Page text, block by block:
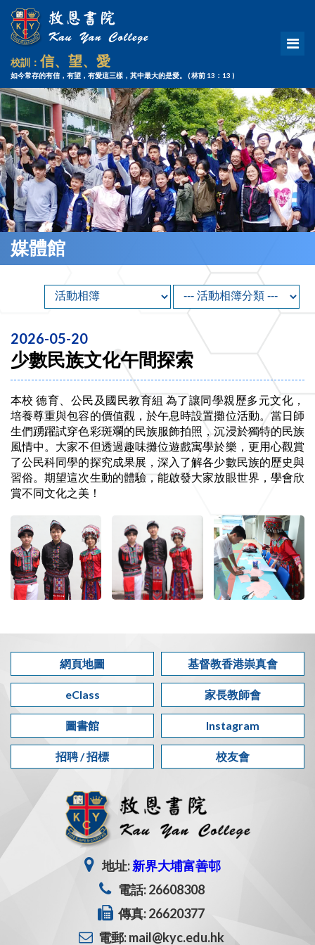
校訓：信、望、愛
如今常存的有信，有望，有愛這三樣，其中最大的是愛。 ( 林前 13：13 )
媒體館
2026-05-20
少數民族文化午間探索
本校 德育、公民及國民教育組 為了讓同學親歷多元文化，
培養尊重與包容的價值觀，於午息時設置攤位活動。當日師
生們踴躍試穿色彩斑斕的民族服飾拍照，沉浸於獨特的民族
風情中。大家不但透過趣味攤位遊戲寓學於樂，更用心觀賞
了公民科同學的探究成果展，深入了解各少數民族的歷史與
習俗。期望這次生動的體驗，能啟發大家放眼世界，學會欣
賞不同文化之美！
網頁地圖 基督教香港崇真會
eClass 家長教師會
圖書館 Instagram
招聘 / 招標 校友會
地址:新界大埔富善邨
電話: 26608308
傳真: 26620377
電郵: mail@kyc.edu.hk